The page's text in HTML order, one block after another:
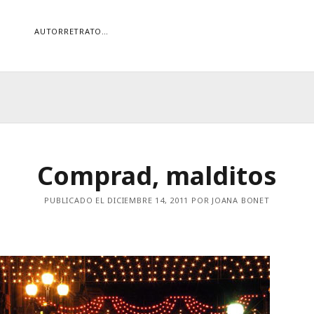
AUTORRETRATO…
Comprad, malditos
PUBLICADO EL DICIEMBRE 14, 2011 POR JOANA BONET